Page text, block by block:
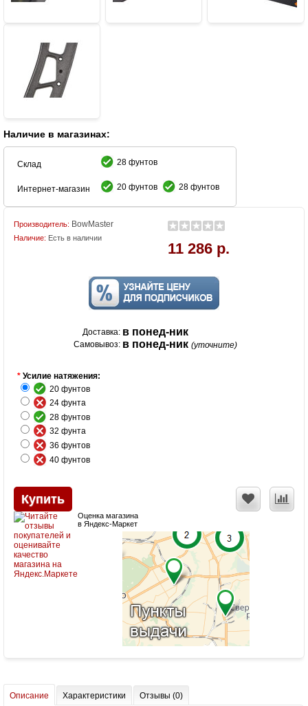
Наличие в магазинах:
Склад 28 фунтов
Интернет-магазин 20 фунтов 28 фунтов
Производитель: BowMaster
Наличие: Есть в наличии
11 286 р.
Доставка: в понед-ник
Самовывоз: в понед-ник (уточните)
* Усилие натяжения:
20 фунтов
24 фунта
28 фунтов
32 фунта
36 фунтов
40 фунтов
Оценка магазина
в Яндекс-Маркет
Описание Характеристики Отзывы (0)